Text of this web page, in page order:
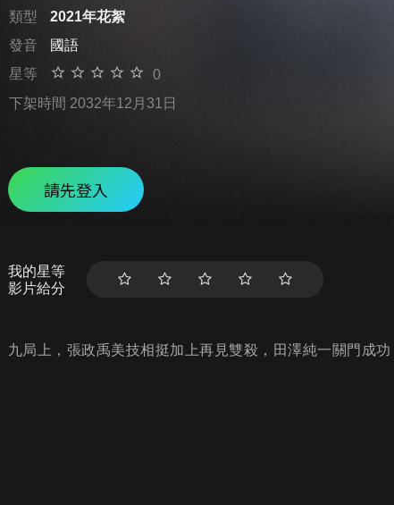
類型
2021年花絮
發音
國語
星等
0
下架時間 2032年12月31日
請先登入
我的星等
影片給分
九局上，張政禹美技相挺加上再見雙殺，田澤純一關門成